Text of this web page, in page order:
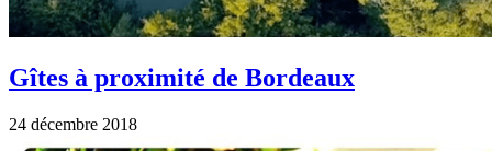
Gîtes à proximité de Bordeaux
24 décembre 2018